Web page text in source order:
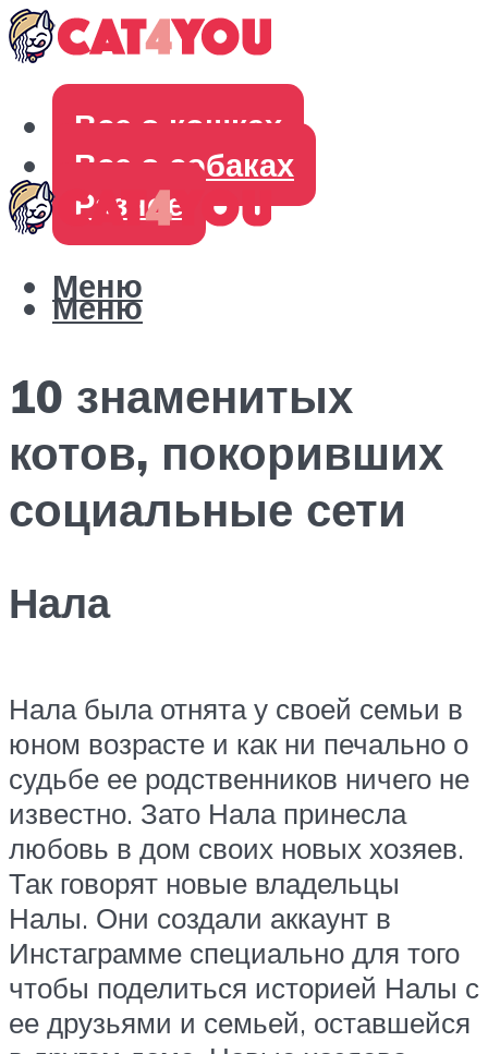
Все о кошках
Все о собаках
Разное
Меню
Меню
10 знаменитых
котов, покоривших
социальные сети
Нала
Нала была отнята у своей семьи в
юном возрасте и как ни печально о
судьбе ее родственников ничего не
известно. Зато Нала принесла
любовь в дом своих новых хозяев.
Так говорят новые владельцы
Налы. Они создали аккаунт в
Инстаграмме специально для того
чтобы поделиться историей Налы с
ее друзьями и семьей, оставшейся